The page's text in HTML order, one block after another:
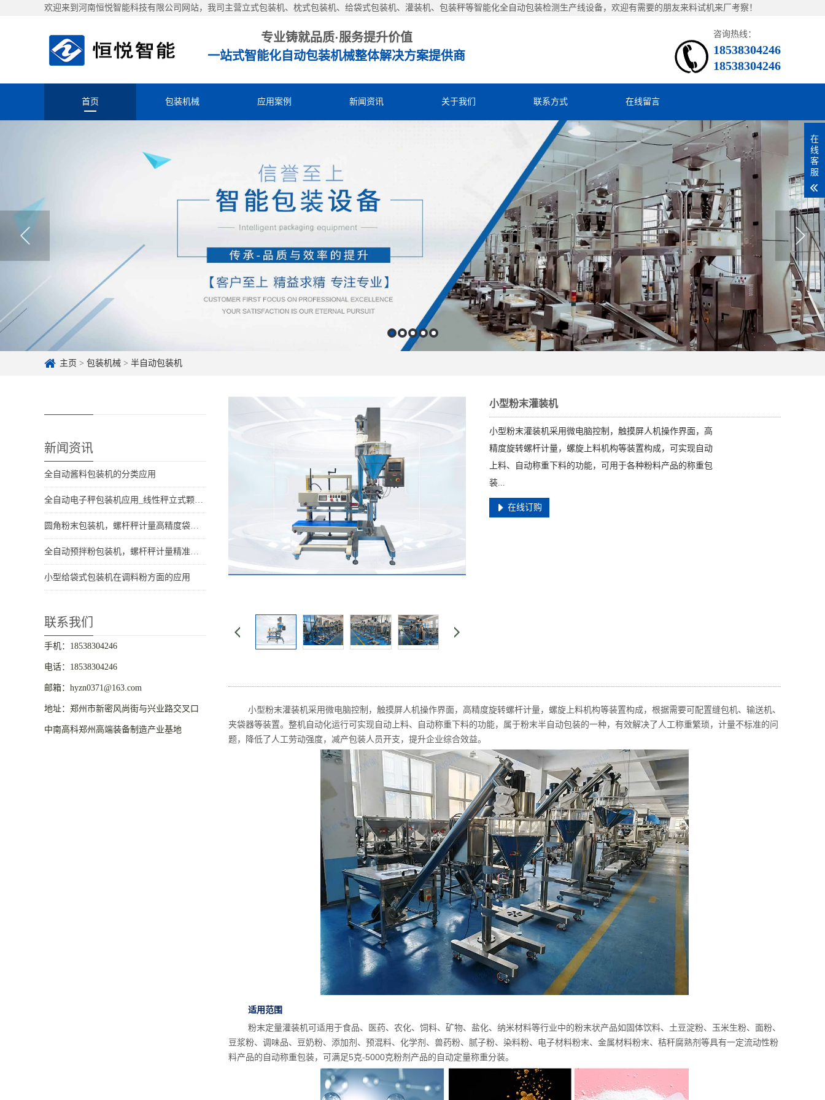
欢迎来到河南恒悦智能科技有限公司网站，我司主营立式包装机、枕式包装机、给袋式包装机、灌装机、包装秤等智能化全自动包装检测生产线设备，欢迎有需要的朋友来料试机来厂考察！
专业铸就品质·服务提升价值
一站式智能化自动包装机械整体解决方案提供商
咨询热线：
18538304246
18538304246
首页 包装机械 应用案例 新闻资讯 关于我们 联系方式 在线留言
主页 > 包装机械 > 半自动包装机
新闻资讯
全自动酱料包装机的分类应用
全自动电子秤包装机应用_线性秤立式颗粒分装设备适用行业
圆角粉末包装机，螺杆秤计量高精度袋型更美观
全自动预拌粉包装机，螺杆秤计量精准粉体包装设备
小型给袋式包装机在调料粉方面的应用
联系我们
手机：18538304246
电话：18538304246
邮箱：hyzn0371@163.com
地址：郑州市新密风尚街与兴业路交叉口
中南高科郑州高端装备制造产业基地
小型粉末灌装机
小型粉末灌装机采用微电脑控制，触摸屏人机操作界面，高
精度旋转螺杆计量，螺旋上料机构等装置构成，可实现自动
上料、自动称重下料的功能，可用于各种粉料产品的称重包
装...
在线订购
小型粉末灌装机采用微电脑控制，触摸屏人机操作界面，高精度旋转螺杆计量，螺旋上料机构等装置构成，根据需要可配置缝包机、输送机、
夹袋器等装置。整机自动化运行可实现自动上料、自动称重下料的功能，属于粉末半自动包装的一种，有效解决了人工称重繁琐，计量不标准的问
题，降低了人工劳动强度，减产包装人员开支，提升企业综合效益。
适用范围
粉末定量灌装机可适用于食品、医药、农化、饲料、矿物、盐化、纳米材料等行业中的粉末状产品如固体饮料、土豆淀粉、 玉米生粉、面粉、
豆浆粉、调味品、豆奶粉、添加剂、预混料、化学剂、兽药粉、腻子粉、染料粉、电子材料粉末、金属材料粉末、 秸秆腐熟剂等具有一定流动性粉
料产品的自动称重包装，可满足5克-5000克粉剂产品的自动定量称重分装。
在
线
客
服